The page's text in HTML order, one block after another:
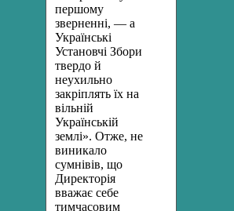
першому
зверненні, — а
Укра­їнські
Установчі Збори
твердо й
неухильно
закріплять їх на
вільній
Українській
землі». Отже, не
виникало
сумнівів, що
Директорія
вважає себе
тимчасовим